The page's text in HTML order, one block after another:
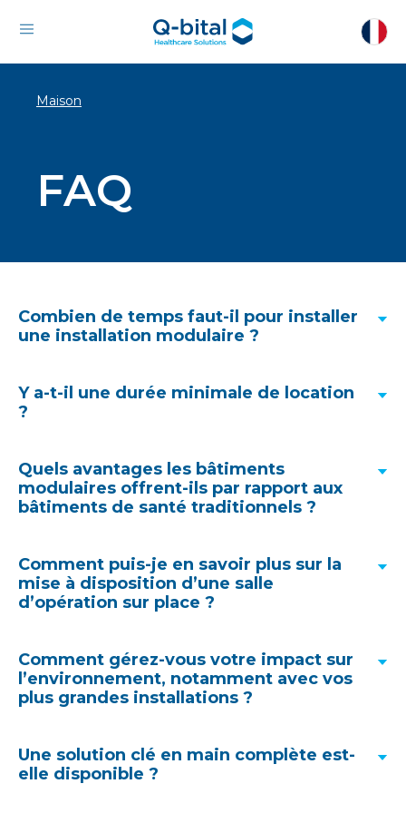
Maison
FAQ
Combien de temps faut-il pour installer
une installation modulaire ?
Découvrez à quelle vitesse une installation
modulaire pourrait arriver sur votre site hospitalier
Y a-t-il une durée minimale de location
?
Quels avantages les bâtiments
modulaires offrent-ils par rapport aux
bâtiments de santé traditionnels ?
réduire les délais de construction jusqu'à 45%,
réduire les coûts de 16% et augmenter la
Comment puis-je en savoir plus sur la
mise à disposition d’une salle
d’opération sur place ?
solution clé en main
Comment gérez-vous votre impact sur
l’environnement, notamment avec vos
plus grandes installations ?
Une solution clé en main complète est-
elle disponible ?